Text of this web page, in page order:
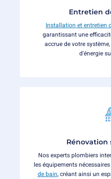
Entretien
Installation et entretien
garantissant une
accrue de votre
d'énergie
Rénovation
Nos experts plombiers
les équipements
de bain, créant ainsi un